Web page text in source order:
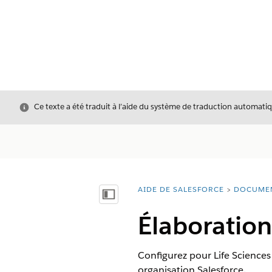
Fermer
Ce texte a été traduit à l’aide du système de traduction
Afficher la table des matières
Vous êtes ici :
AIDE DE SALESFORCE
Configurez pour Life